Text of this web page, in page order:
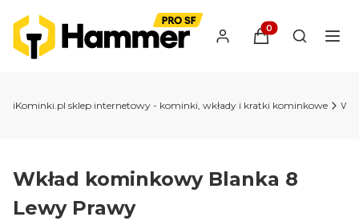
Produkty w
Otwórz
iKominki.pl sklep internetowy - kominki, wkłady i kratki kominkowe
Wkład kominkowy Blanka 8
Lewy Prawy